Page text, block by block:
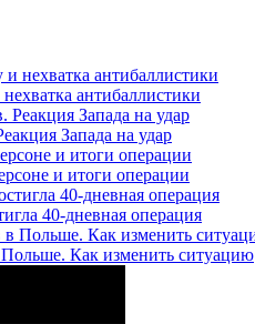
антибаллистики
Запада на удар
и итоги операции
40-дневная операция
Как изменить ситуацию